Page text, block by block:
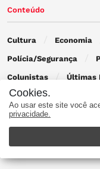
Conteúdo
Cultura Economia
Polícia/Segurança
Colunistas Últimas
Contato
Cookies.
Ao usar este site você
privacidade.